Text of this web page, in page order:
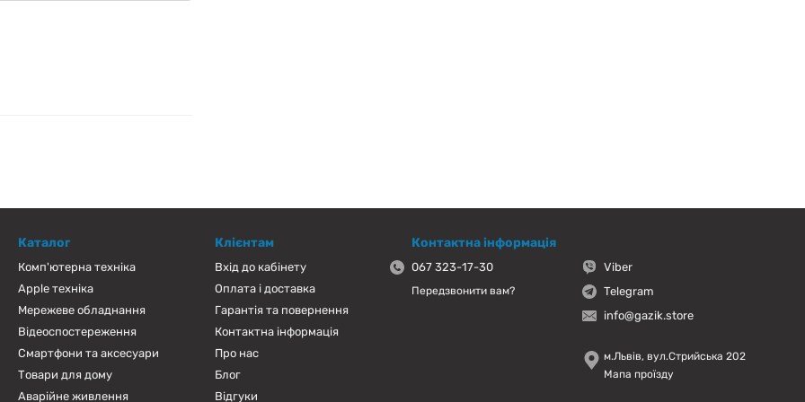
Каталог
Комп'ютерна техніка
Apple техніка
Мережеве обладнання
Відеоспостереження
Смартфони та аксесуари
Товари для дому
Аварійне живлення
Клієнтам
Вхід до кабінету
Оплата і доставка
Гарантія та повернення
Контактна інформація
Про нас
Блог
Відгуки
Контактна інформація
067 323-17-30
Передзвонити вам?
Viber
Telegram
info@gazik.store
м.Львів, вул.Стрийська 202
Мапа проїзду